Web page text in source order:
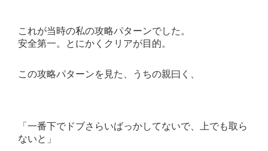
これが当時の私の攻略パターンでした。
安全第一。とにかくクリアが目的。
この攻略パターンを見た、うちの親曰く、
「一番下でドブさらいばっかしてないで、上でも取ら
ないと」